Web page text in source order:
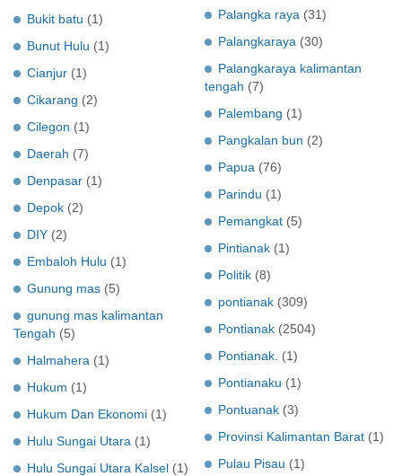
Bukit batu (1)
Bunut Hulu (1)
Cianjur (1)
Cikarang (2)
Cilegon (1)
Daerah (7)
Denpasar (1)
Depok (2)
DIY (2)
Embaloh Hulu (1)
Gunung mas (5)
gunung mas kalimantan
Tengah (5)
Halmahera (1)
Hukum (1)
Hukum Dan Ekonomi (1)
Hulu Sungai Utara (1)
Hulu Sungai Utara Kalsel (1)
Palangka raya (31)
Palangkaraya (30)
Palangkaraya kalimantan
tengah (7)
Palembang (1)
Pangkalan bun (2)
Papua (76)
Parindu (1)
Pemangkat (5)
Pintianak (1)
Politik (8)
pontianak (309)
Pontianak (2504)
Pontianak. (1)
Pontianaku (1)
Pontuanak (3)
Provinsi Kalimantan Barat (1)
Pulau Pisau (1)